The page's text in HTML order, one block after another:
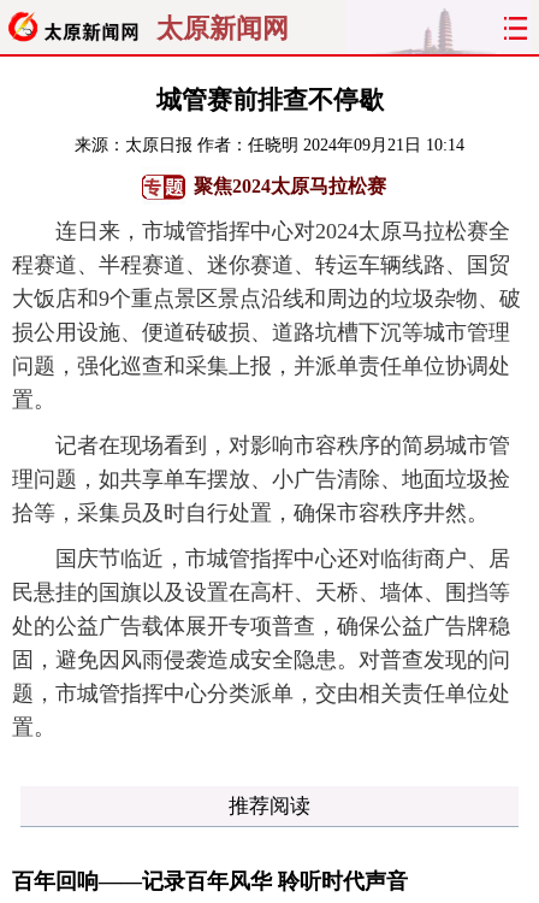
太原新闻网
聚焦 太原
经济 关注 文明 出行
旅游 理财 政务 教育
看天下 晋月读 最太原 网罗民生
太原日报
城管赛前排查不停歇
来源： 太原日报 作者：任晓明 2024年09月21日 10:14
聚焦2024太原马拉松赛
连日来，市城管指挥中心对2024太原马拉松赛全
程赛道、半程赛道、迷你赛道、转运车辆线路、国贸
大饭店和9个重点景区景点沿线和周边的垃圾杂物、破
损公用设施、便道砖破损、道路坑槽下沉等城市管理
问题，强化巡查和采集上报，并派单责任单位协调处
置。
记者在现场看到，对影响市容秩序的简易城市管
理问题，如共享单车摆放、小广告清除、地面垃圾捡
拾等，采集员及时自行处置，确保市容秩序井然。
国庆节临近，市城管指挥中心还对临街商户、居
民悬挂的国旗以及设置在高杆、天桥、墙体、围挡等
处的公益广告载体展开专项普查，确保公益广告牌稳
固，避免因风雨侵袭造成安全隐患。对普查发现的问
题，市城管指挥中心分类派单，交由相关责任单位处
置。
推荐阅读
百年回响——记录百年风华 聆听时代声音